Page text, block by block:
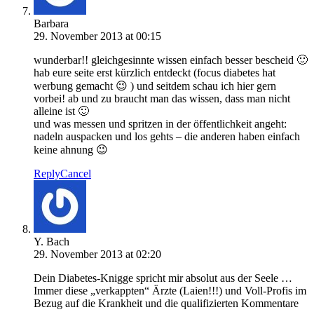
Barbara
29. November 2013 at 00:15
wunderbar!! gleichgesinnte wissen einfach besser bescheid 🙂
hab eure seite erst kürzlich entdeckt (focus diabetes hat
werbung gemacht 😉 ) und seitdem schau ich hier gern
vorbei! ab und zu braucht man das wissen, dass man nicht
alleine ist 🙂
und was messen und spritzen in der öffentlichkeit angeht:
nadeln auspacken und los gehts – die anderen haben einfach
keine ahnung 😉
ReplyCancel
Y. Bach
29. November 2013 at 02:20
Dein Diabetes-Knigge spricht mir absolut aus der Seele …
Immer diese „verkappten“ Ärzte (Laien!!!) und Voll-Profis im
Bezug auf die Krankheit und die qualifizierten Kommentare